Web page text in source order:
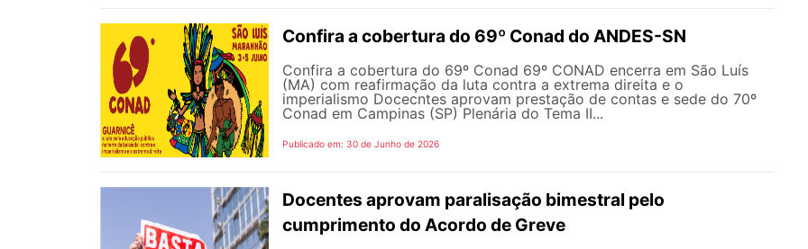
Confira a cobertura do 69º Conad do ANDES-SN
Confira a cobertura do 69º Conad 69º CONAD encerra em São Luís
(MA) com reafirmação da luta contra a extrema direita e o
imperialismo Docecntes aprovam prestação de contas e sede do 70º
Conad em Campinas (SP) Plenária do Tema II...
Publicado em: 30 de Junho de 2026
Docentes aprovam paralisação bimestral pelo
cumprimento do Acordo de Greve